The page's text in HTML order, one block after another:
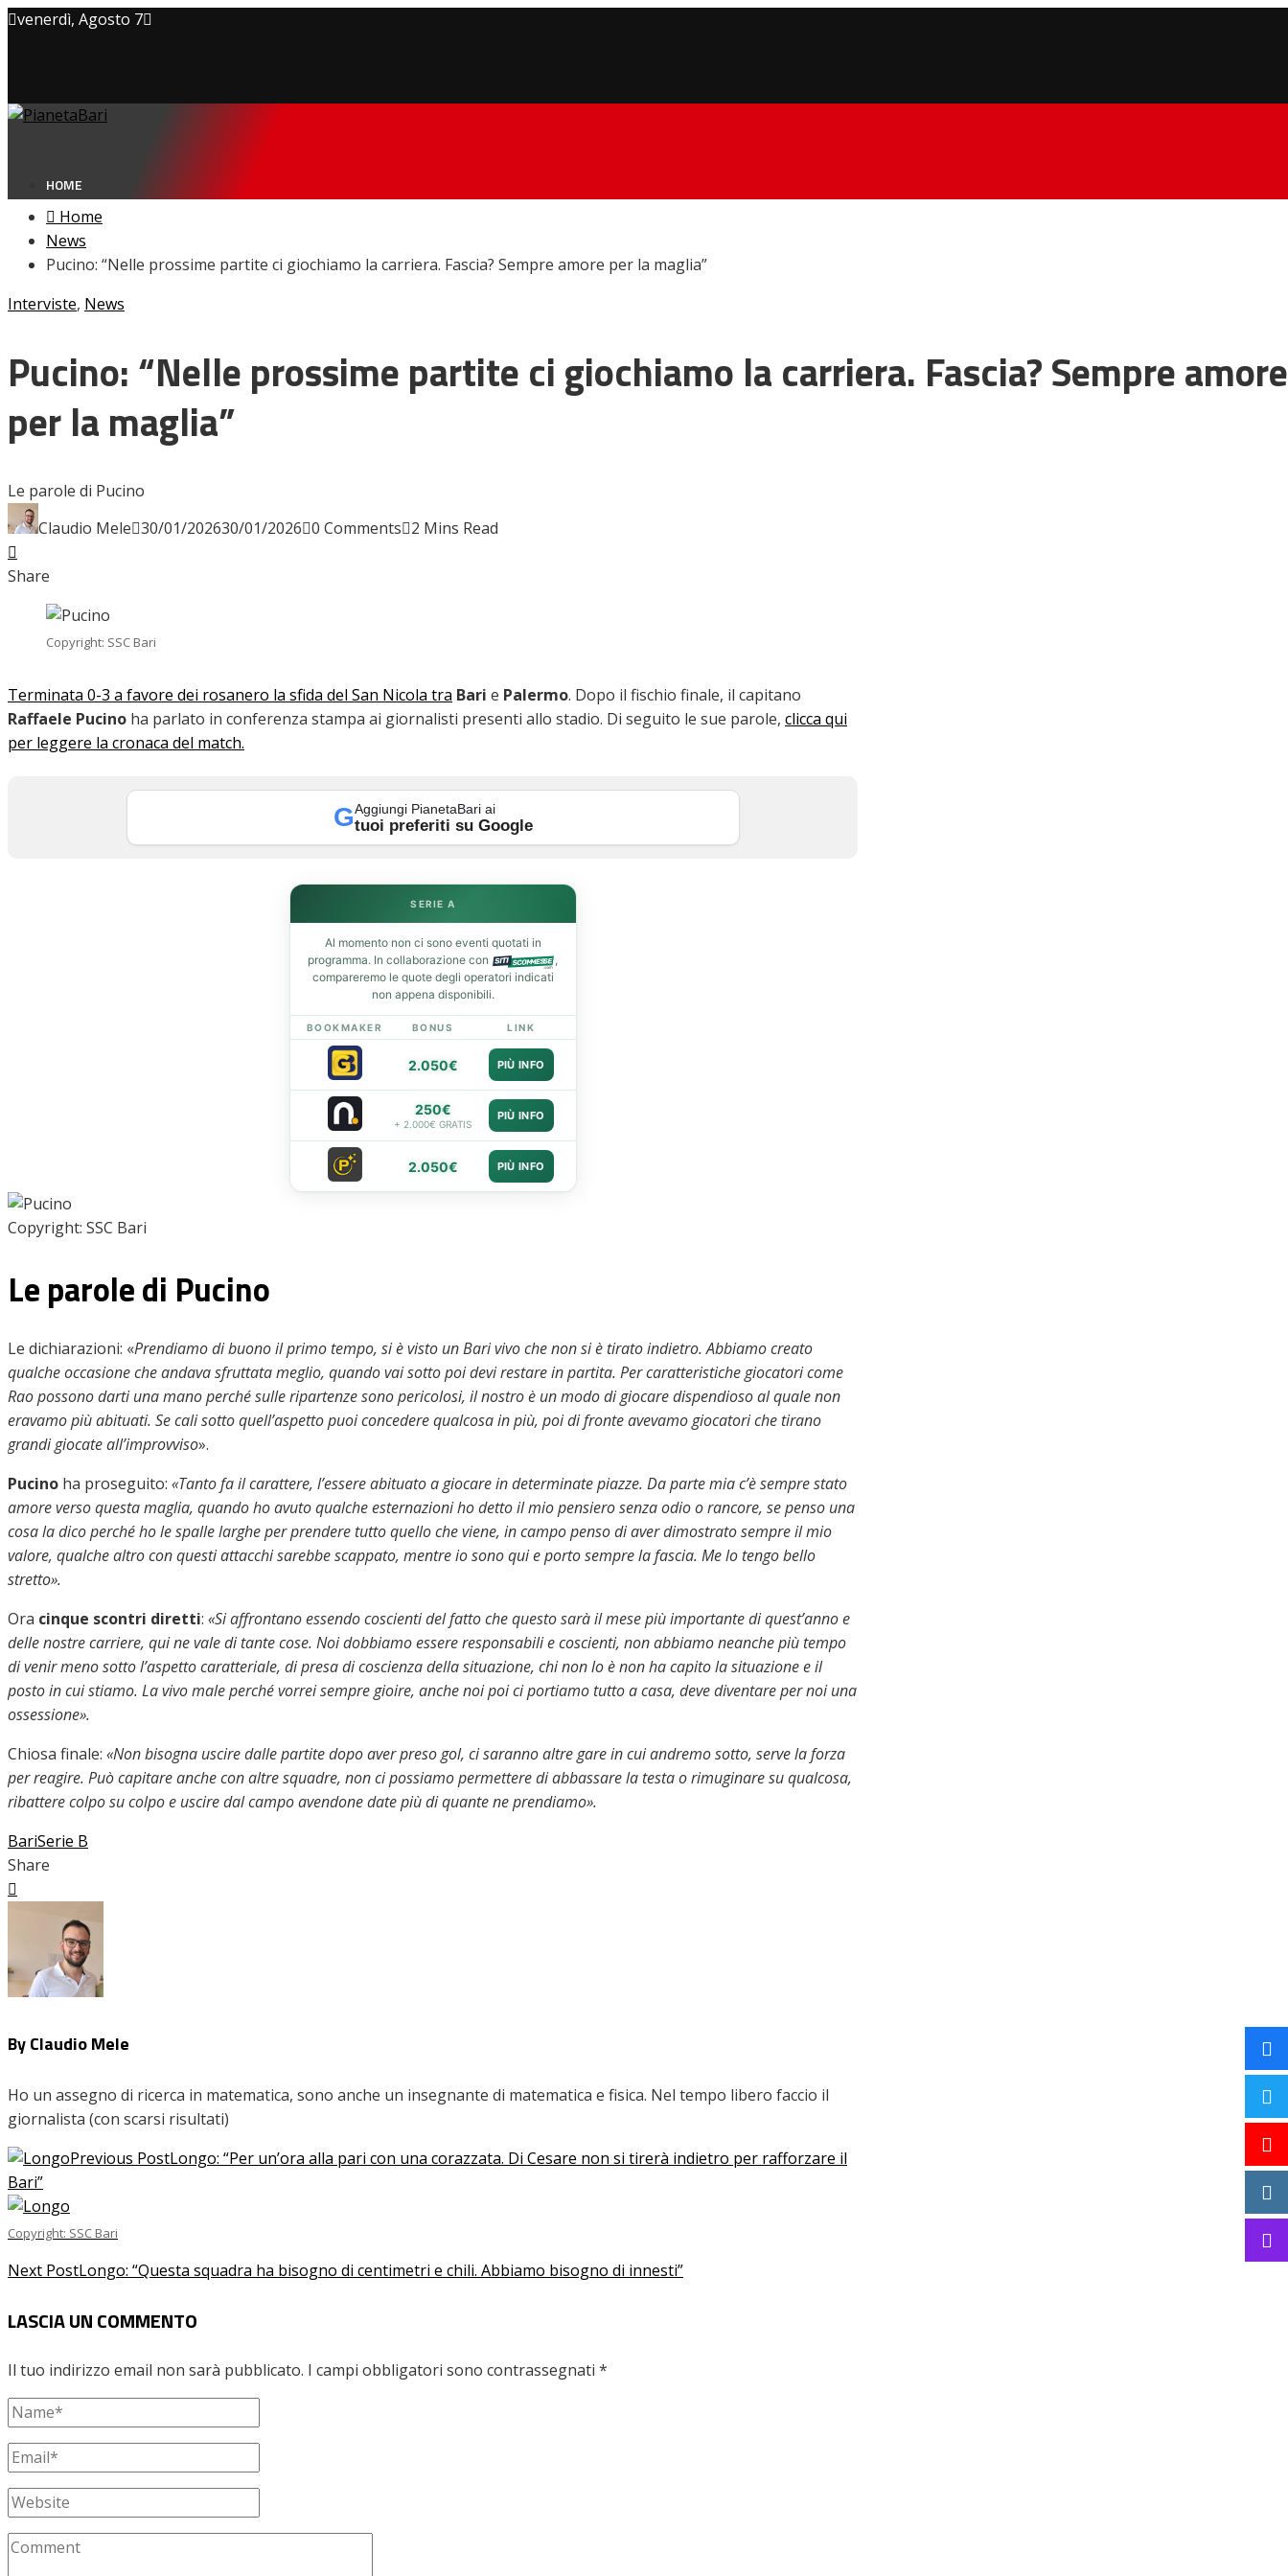
venerdì, Agosto 7
Cookie Policy
HOME
NEWS
Amarcord
Giovanili
Le pagelle
CALCIOMERCATO
SERIE B
Home
News
Pucino: “Nelle prossime partite ci giochiamo la carriera. Fascia? Sempre amore per la maglia”
Interviste, News
Pucino: “Nelle prossime partite ci giochiamo la carriera. Fascia? Sempre amore
per la maglia”
Le parole di Pucino
Claudio Mele 30/01/202630/01/2026 0 Comments 2 Mins Read
Facebook
Twitter
LinkedIn
Pinterest
Share
Copyright: SSC Bari
Terminata 0-3 a favore dei rosanero la sfida del San Nicola tra Bari e Palermo. Dopo il fischio finale, il capitano
Raffaele Pucino ha parlato in conferenza stampa ai giornalisti presenti allo stadio. Di seguito le sue parole, clicca qui
per leggere la cronaca del match.
GAggiungi PianetaBari ai
tuoi preferiti su Google
SERIE A
Al momento non ci sono eventi quotati in
programma. In collaborazione con
,
compareremo le quote degli operatori indicati
non appena disponibili.
BOOKMAKER BONUS LINK
2.050€ PIÙ INFO
250€
+ 2.000€ GRATIS
PIÙ INFO
2.050€ PIÙ INFO
Copyright: SSC Bari
Le parole di Pucino
Le dichiarazioni: «Prendiamo di buono il primo tempo, si è visto un Bari vivo che non si è tirato indietro. Abbiamo creato
qualche occasione che andava sfruttata meglio, quando vai sotto poi devi restare in partita. Per caratteristiche giocatori come
Rao possono darti una mano perché sulle ripartenze sono pericolosi, il nostro è un modo di giocare dispendioso al quale non
eravamo più abituati. Se cali sotto quell’aspetto puoi concedere qualcosa in più, poi di fronte avevamo giocatori che tirano
grandi giocate all’improvviso».
Pucino ha proseguito: «Tanto fa il carattere, l’essere abituato a giocare in determinate piazze. Da parte mia c’è sempre stato
amore verso questa maglia, quando ho avuto qualche esternazioni ho detto il mio pensiero senza odio o rancore, se penso una
cosa la dico perché ho le spalle larghe per prendere tutto quello che viene, in campo penso di aver dimostrato sempre il mio
valore, qualche altro con questi attacchi sarebbe scappato, mentre io sono qui e porto sempre la fascia. Me lo tengo bello
stretto».
Ora cinque scontri diretti: «Si affrontano essendo coscienti del fatto che questo sarà il mese più importante di quest’anno e
delle nostre carriere, qui ne vale di tante cose. Noi dobbiamo essere responsabili e coscienti, non abbiamo neanche più tempo
di venir meno sotto l’aspetto caratteriale, di presa di coscienza della situazione, chi non lo è non ha capito la situazione e il
posto in cui stiamo. La vivo male perché vorrei sempre gioire, anche noi poi ci portiamo tutto a casa, deve diventare per noi una
ossessione».
Chiosa finale: «Non bisogna uscire dalle partite dopo aver preso gol, ci saranno altre gare in cui andremo sotto, serve la forza
per reagire. Può capitare anche con altre squadre, non ci possiamo permettere di abbassare la testa o rimuginare su qualcosa,
ribattere colpo su colpo e uscire dal campo avendone date più di quante ne prendiamo».
BariSerie B
Share
Facebook
Twitter
LinkedIn
Pinterest
By Claudio Mele
Ho un assegno di ricerca in matematica, sono anche un insegnante di matematica e fisica. Nel tempo libero faccio il
giornalista (con scarsi risultati)
Previous PostLongo: “Per un’ora alla pari con una corazzata. Di Cesare non si tirerà indietro per rafforzare il
Bari”
Copyright: SSC Bari
Next PostLongo: “Questa squadra ha bisogno di centimetri e chili. Abbiamo bisogno di innesti”
LASCIA UN COMMENTO
Il tuo indirizzo email non sarà pubblicato. I campi obbligatori sono contrassegnati *